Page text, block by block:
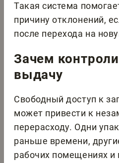
Такая система
причину отклонений,
после перехода на
Зачем
выдачу
Свободный доступ к
может привести к
перерасходу. Одни
раньше времени,
рабочих помещениях и